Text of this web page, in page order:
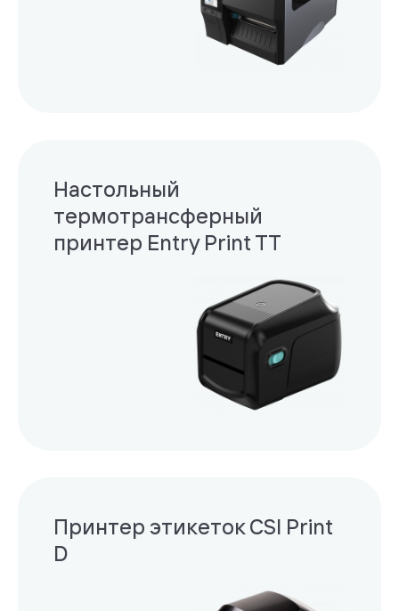
Настольный
термотрансферный
принтер Entry Print TT
Принтер этикеток CSI Print
D